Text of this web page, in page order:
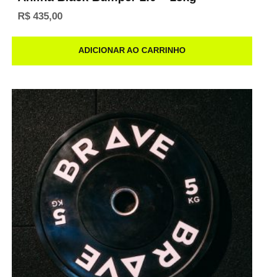
R$435,00
ADICIONAR AO CARRINHO